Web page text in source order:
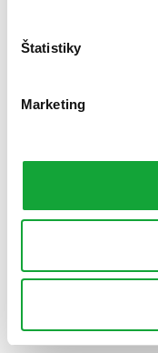
Štatistiky
Marketing